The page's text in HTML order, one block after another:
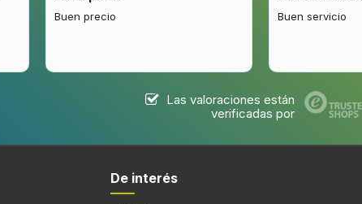
Buen precio Buen servicio
Las valoraciones están
verificadas por
De interés